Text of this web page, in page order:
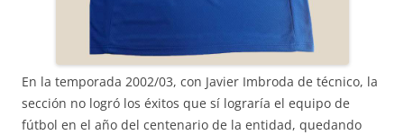
En la temporada 2002/03, con Javier Imbroda de técnico, la
sección no logró los éxitos que sí lograría el equipo de
fútbol en el año del centenario de la entidad, quedando